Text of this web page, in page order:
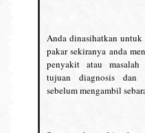
Anda dinasihatkan untuk
pakar sekiranya anda
penyakit atau masalah
tujuan diagnosis dan
sebelum mengambil